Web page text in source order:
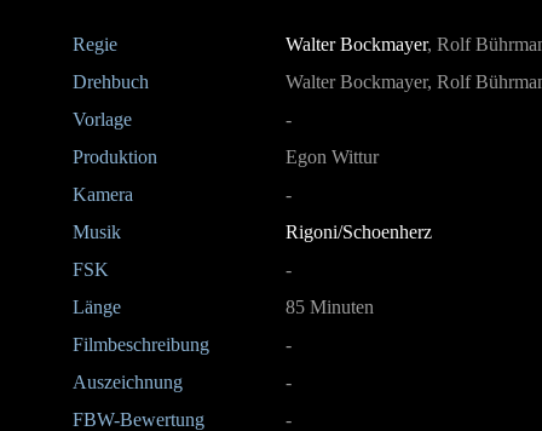
Regie Walter Bockmayer, Rolf
Drehbuch
Walter Bockmayer, Rolf
Vorlage
-
Produktion
Egon Wittur
Kamera
-
Musik
Rigoni/Schoenherz
FSK
-
Länge
85 Minuten
Filmbeschreibung
-
Auszeichnung
-
FBW-Bewertung
-